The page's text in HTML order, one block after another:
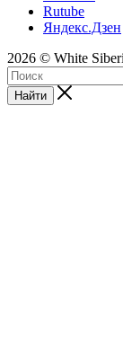
Rutube
Яндекс.Дзен
2026 © White
Найти